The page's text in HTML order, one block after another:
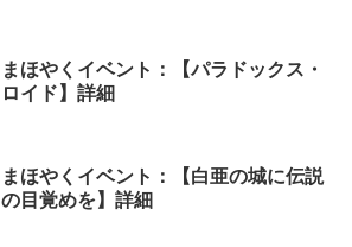
まほやくイベント：【パラドックス・
ロイド】詳細
まほやくイベント：【白亜の城に伝説
の目覚めを】詳細